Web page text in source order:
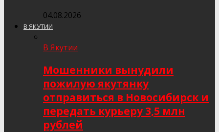
04.08.2026
В ЯКУТИИ
В Якутии
Мошенники вынудили
пожилую якутянку
отправиться в Новосибирск и
передать курьеру 3,5 млн
рублей